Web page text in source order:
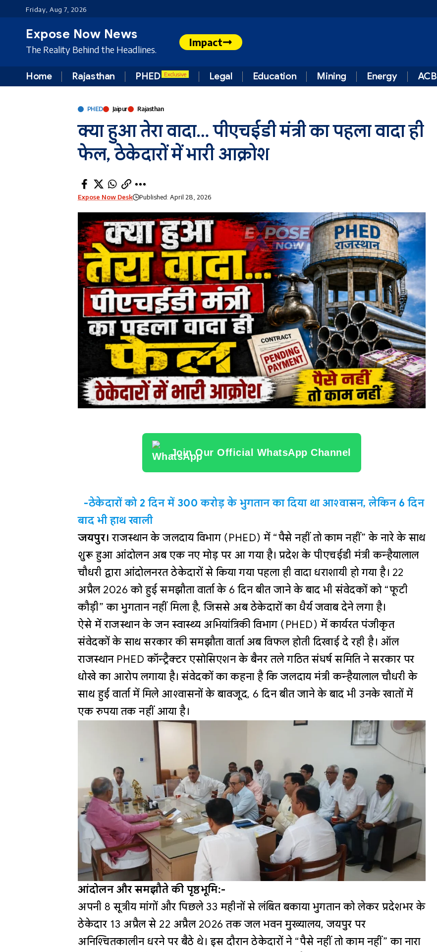
Friday, Aug 7, 2026
Expose Now News
The Reality Behind the Headlines.
Impact
Home Rajasthan PHED Exclusive Legal Education Mining Energy ACB
PHED Jaipur Rajasthan
क्या हुआ तेरा वादा… पीएचईडी मंत्री का पहला वादा ही
फेल, ठेकेदारों में भारी आक्रोश
Expose Now Desk Published: April 28, 2026
Join Our Official WhatsApp Channel
-ठेकेदारों को 2 दिन में 300 करोड़ के भुगतान का दिया था आश्वासन, लेकिन 6 दिन
बाद भी हाथ खाली
जयपुर।राजस्थान के जलदाय विभाग (PHED) में “पैसे नहीं तो काम नहीं” के नारे के साथ
शुरू हुआ आंदोलन अब एक नए मोड़ पर आ गया है। प्रदेश के पीएचईडी मंत्री कन्हैयालाल
चौधरी द्वारा आंदोलनरत ठेकेदारों से किया गया पहला ही वादा धराशायी हो गया है। 22
अप्रैल 2026 को हुई समझौता वार्ता के 6 दिन बीत जाने के बाद भी संवेदकों को “फूटी
कौड़ी” का भुगतान नहीं मिला है, जिससे अब ठेकेदारों का धैर्य जवाब देने लगा है।
ऐसे में राजस्थान के जन स्वास्थ्य अभियांत्रिकी विभाग (PHED) में कार्यरत पंजीकृत
संवेदकों के साथ सरकार की समझौता वार्ता अब विफल होती दिखाई दे रही है। ऑल
राजस्थान PHED कॉन्ट्रैक्टर एसोसिएशन के बैनर तले गठित संघर्ष समिति ने सरकार पर
धोखे का आरोप लगाया है। संवेदकों का कहना है कि जलदाय मंत्री कन्हैयालाल चौधरी के
साथ हुई वार्ता में मिले आश्वासनों के बावजूद, 6 दिन बीत जाने के बाद भी उनके खातों में
एक रुपया तक नहीं आया है।
आंदोलन और समझौते की पृष्ठभूमि:-
अपनी 8 सूत्रीय मांगों और पिछले 33 महीनों से लंबित बकाया भुगतान को लेकर प्रदेशभर के
ठेकेदार 13 अप्रैल से 22 अप्रैल 2026 तक जल भवन मुख्यालय, जयपुर पर
अनिश्चितकालीन धरने पर बैठे थे। इस दौरान ठेकेदारों ने “पैसे नहीं तो काम नहीं” का नारा